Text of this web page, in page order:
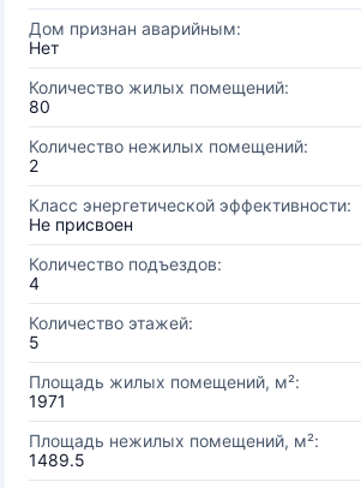
Дом признан аварийным:
Нет
Количество жилых помещений:
80
Количество нежилых помещений:
2
Класс энергетической эффективности:
Не присвоен
Количество подъездов:
4
Количество этажей:
5
Площадь жилых помещений, м²:
1971
Площадь нежилых помещений, м²:
1489.5